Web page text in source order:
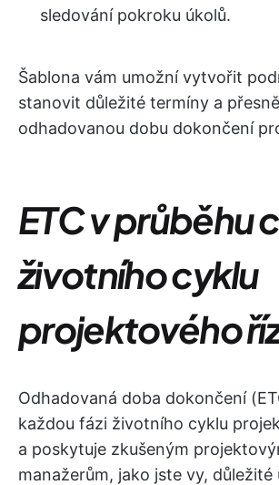
sledování pokroku úkolů.
Šablona vám umožní vytvořit
stanovit důležité termíny a
odhadovanou dobu dokončení
ETC v průběhu
životního cyklu
projektového
Odhadovaná doba dokončení
každou fázi životního cyklu
a poskytuje zkušeným
manažerům, jako jste vy, důležité